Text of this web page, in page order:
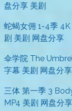
盘分享 美剧
蛇蝎女佣 1-4季
剧 美剧 网盘分享
伞学院 The
字幕 美剧 网盘分享
三体 第一季 3
MP4 美剧 网盘分享